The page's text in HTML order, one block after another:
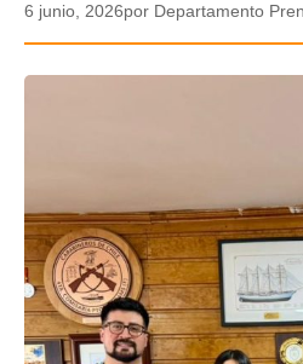
GALERIA DE FOTOS
APP MÓVIL
TRANSPARENCIA
6 junio, 2026por Departamento